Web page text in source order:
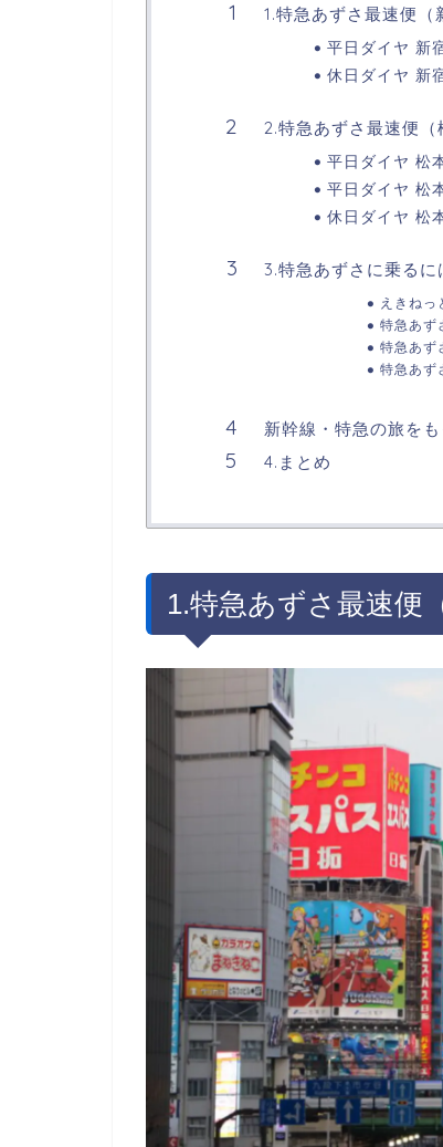
1.特急あずさ最速便（
平日ダイヤ 新
休日ダイヤ 新
2.特急あずさ最速便（
平日ダイヤ 松
平日ダイヤ 松
休日ダイヤ 松
3.特急あずさに乗るに
えきねっ
特急あず
特急あず
特急あず
新幹線・特急の旅を
4.まとめ
1.特急あずさ最速便